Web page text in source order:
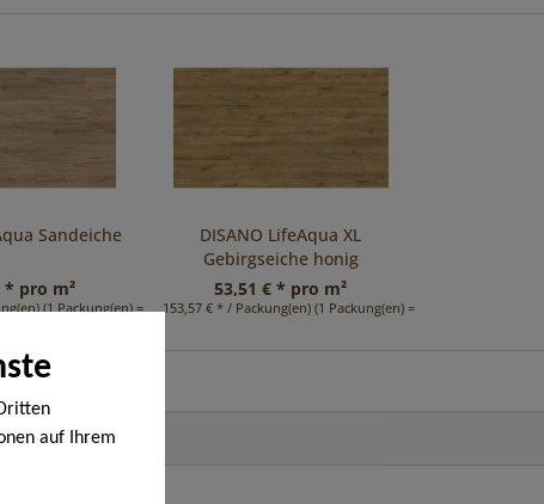
auf Ihrem
werden. Bei
Sandeiche
* pro m²
(1 Packung(en) = 2,41 m²)
DISANO LifeAqua XL
Gebirgseiche honig
53,51 € * pro m²
153,57 € * / Packung(en) (1 Packung(en) = 2,87 m²)